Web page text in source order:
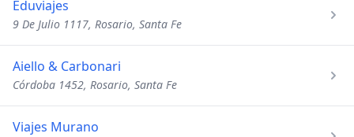
Eduviajes
9 De Julio 1117, Rosario, Santa Fe
Aiello & Carbonari
Córdoba 1452, Rosario, Santa Fe
Viajes Murano